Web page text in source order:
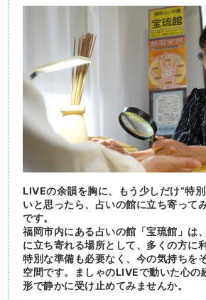
LIVEの余韻を胸に、もう少しだけ“特
いと思ったら、占いの館に立ち寄って
です。
福岡市内にある占いの館「宝琉館」は
に立ち寄れる場所として、多くの方に
特別な準備も必要なく、今の気持ちを
空間です。ましゃのLIVEで動いた心の
形で静かに受け止めてみませんか。